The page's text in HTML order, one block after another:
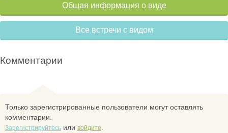
Общая информация о виде
Все встречи с видом
Комментарии
Только зарегистрированные пользователи могут оставлять
комментарии.
Зарегистрируйтесь или войдите